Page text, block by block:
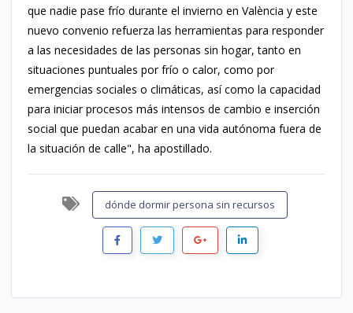
que nadie pase frío durante el invierno en València y este
nuevo convenio refuerza las herramientas para responder
a las necesidades de las personas sin hogar, tanto en
situaciones puntuales por frío o calor, como por
emergencias sociales o climáticas, así como la capacidad
para iniciar procesos más intensos de cambio e inserción
social que puedan acabar en una vida autónoma fuera de
la situación de calle", ha apostillado.
dónde dormir persona sin recursos